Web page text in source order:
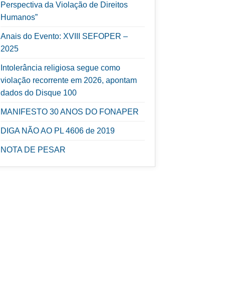
Perspectiva da Violação de Direitos
Humanos”
Anais do Evento: XVIII SEFOPER –
2025
Intolerância religiosa segue como
violação recorrente em 2026, apontam
dados do Disque 100
MANIFESTO 30 ANOS DO FONAPER
DIGA NÃO AO PL 4606 de 2019
NOTA DE PESAR